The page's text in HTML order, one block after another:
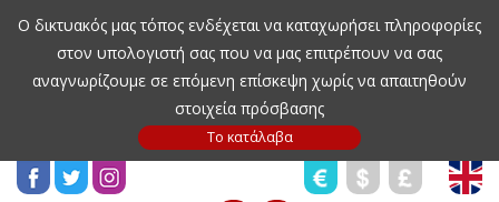
Ο δικτυακός μας τόπος ενδέχεται να καταχωρήσει πληροφορίες
στον υπολογιστή σας που να μας επιτρέπουν να σας
αναγνωρίζουμε σε επόμενη επίσκεψη χωρίς να απαιτηθούν
στοιχεία πρόσβασης